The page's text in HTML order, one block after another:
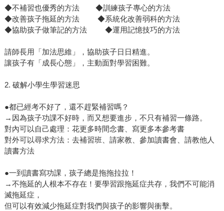
◆不補習也優秀的方法 ◆訓練孩子專心的方法
◆改善孩子拖延的方法 ◆系統化改善弱科的方法
◆協助孩子做筆記的方法 ◆運用記憶技巧的方法
請師長用「加法思維」，協助孩子日日精進。
讓孩子有「成長心態」，主動面對學習困難。
2. 破解小學生學習迷思
●都已經考不好了，還不趕緊補習嗎？
→因為孩子功課不好時，而又想要進步，不只有補習一條路。
對內可以自己處理：花更多時間念書、寫更多本參考書
對外可以尋求方法：去補習班、請家教、參加讀書會、請教他人
讀書方法
●一到讀書寫功課，孩子總是拖拖拉拉！
→不拖延的人根本不存在！要學習跟拖延症共存，我們不可能消
滅拖延症，
但可以有效減少拖延症對我們與孩子的影響與衝擊。